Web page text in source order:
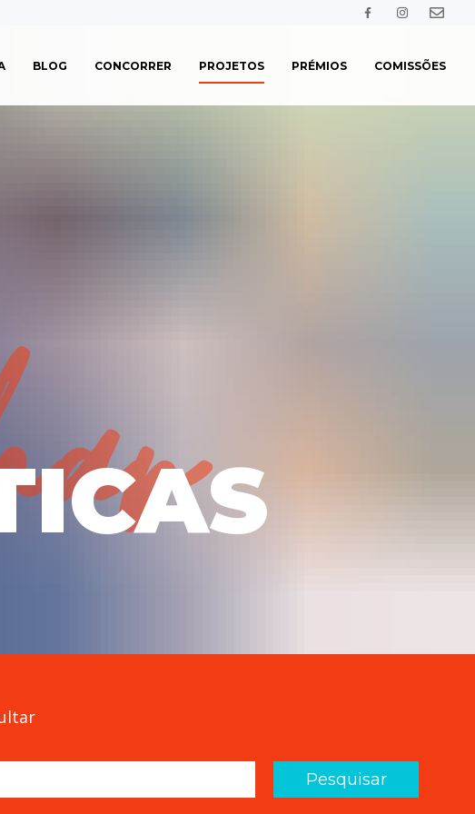
BLOG CONCORRER PROJETOS PRÉMIOS COMISSÕES
Pesquisar